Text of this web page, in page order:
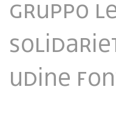
Gruppo
Udine